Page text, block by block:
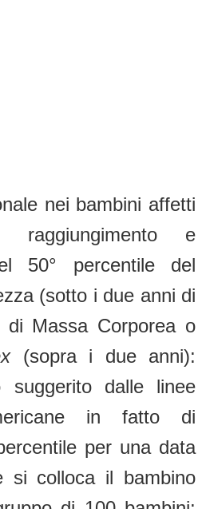
nei bambini affetti
e
50° percentile del
(sotto i due anni di
di Massa Corporea o
(sopra i due anni):
suggerito dalle linee
in fatto di
per una data
si colloca il bambino